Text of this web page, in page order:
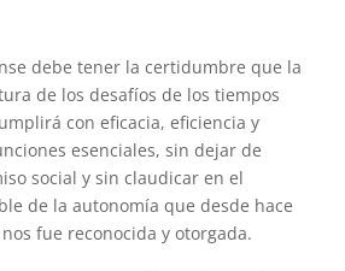
debe tener la certidumbre que la
de los desafíos de los tiempos
con eficacia, eficiencia y
esenciales, sin dejar de
social y sin claudicar en el
de la autonomía que desde hace
fue reconocida y otorgada.